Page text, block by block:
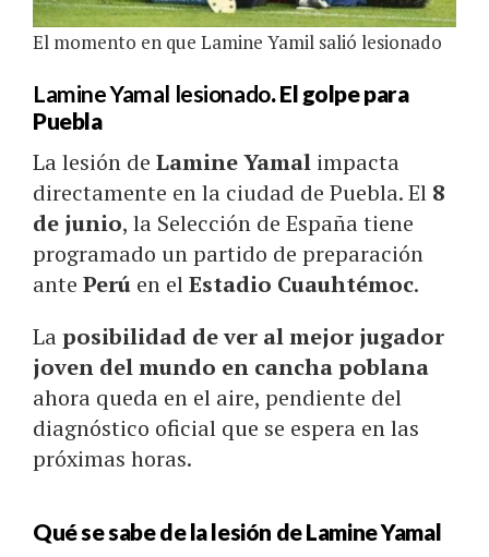
El momento en que Lamine Yamil salió lesionado
Lamine Yamal lesionado. El golpe para
Puebla
La lesión de Lamine Yamal impacta
directamente en la ciudad de Puebla. El 8
de junio, la Selección de España tiene
programado un partido de preparación
ante Perú en elEstadio Cuauhtémoc.
Laposibilidad de ver al mejor jugador
joven del mundo en cancha poblana
ahora queda en el aire, pendiente del
diagnóstico oficial que se espera en las
próximas horas.
Qué se sabe de la lesión de Lamine Yamal